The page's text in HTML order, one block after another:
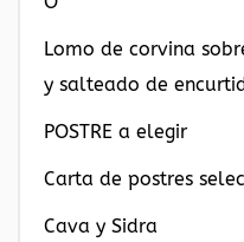
Lomo de corvina
y salteado de
POSTRE a elegir
Carta de postres
Cava y Sidra